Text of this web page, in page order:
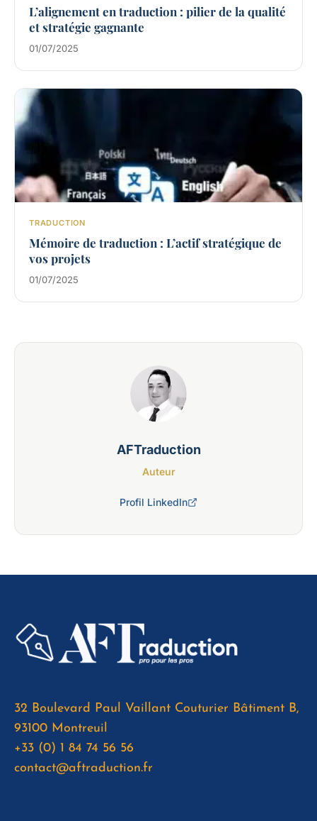
L’alignement en traduction : pilier de la qualité
et stratégie gagnante
01/07/2025
TRADUCTION
Mémoire de traduction : L’actif stratégique de
vos projets
01/07/2025
AFTraduction
Auteur
Profil LinkedIn
32 Boulevard Paul Vaillant Couturier Bâtiment B,
93100 Montreuil
+33 (0) 1 84 74 56 56
contact@aftraduction.fr